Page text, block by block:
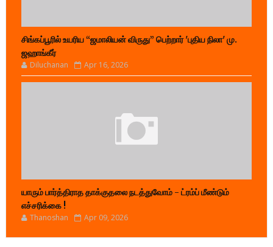
சிங்கப்பூரில் உயரிய “ஜமாலியன் விருது” பெற்றார் 'புதிய நிலா' மு.
ஜஹாங்கீர்
Diluchanan Apr 16, 2026
யாரும் பார்த்திராத தாக்குதலை நடத்துவோம் - ட்ரம்ப் மீண்டும்
எச்சரிக்கை !
Thanoshan Apr 09, 2026